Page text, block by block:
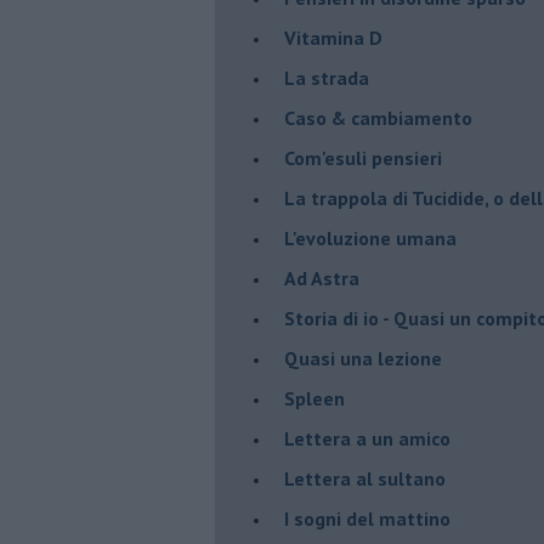
Vitamina D
La strada
Caso & cambiamento
Com'esuli pensieri
La trappola di Tucidide, o
L'evoluzione umana
Ad Astra
Storia di io - Quasi un
Quasi una lezione
Spleen
Lettera a un amico
Lettera al sultano
I sogni del mattino